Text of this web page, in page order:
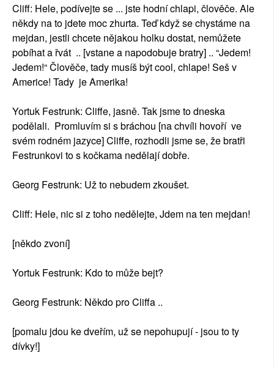
Cliff: Hele, podívejte se ... jste hodní chlapi, člověče. Ale
někdy na to jdete moc zhurta. Teď když se chystáme na
mejdan, jestli chcete nějakou holku dostat, nemůžete
pobíhat a řvát .. [vstane a napodobuje bratry] .. “Jedem!
Jedem!“ Člověče, tady musíš být cool, chlape! Seš v
Americe! Tady je Amerika!
Yortuk Festrunk: Cliffe, jasně. Tak jsme to dneska
podělali. Promluvím si s bráchou [na chvíli hovoří ve
svém rodném jazyce] Cliffe, rozhodli jsme se, že bratři
Festrunkovi to s kočkama nedělají dobře.
Georg Festrunk: Už to nebudem zkoušet.
Cliff: Hele, nic si z toho nedělejte, Jdem na ten mejdan!
[někdo zvoní]
Yortuk Festrunk: Kdo to může bejt?
Georg Festrunk: Někdo pro Cliffa ..
[pomalu jdou ke dveřím, už se nepohupují - jsou to ty
dívky!]